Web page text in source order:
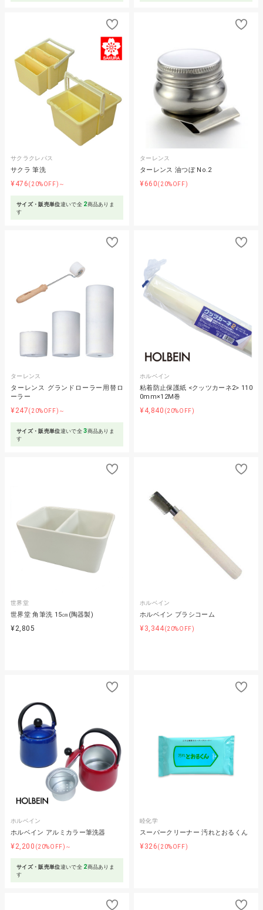
サクラクレパス
サクラ 筆洗
¥476(20%OFF)～
サイズ・販売単位違いで全 2商品ありま
す
ターレンス
ターレンス 油つぼ No.2
¥660(20%OFF)
ターレンス
ターレンス グランドローラー用替ロ
ーラー
¥247(20%OFF)～
サイズ・販売単位違いで全3商品ありま
す
ホルベイン
粘着防止保護紙 <クッツカーネ2> 110
0mm×12M巻
¥4,840 (20%OFF)
世界堂
世界堂 角筆洗 15㎝(陶器製)
¥2,805
ホルベイン
ホルベイン ブラシコーム
¥3,344(20%OFF)
ホルベイン
ホルベイン アルミカラー筆洗器
¥2,200 (20%OFF)～
サイズ・販売単位違いで全 2商品ありま
す
睦化学
スーパークリーナー 汚れとおるくん
¥326(20%OFF)